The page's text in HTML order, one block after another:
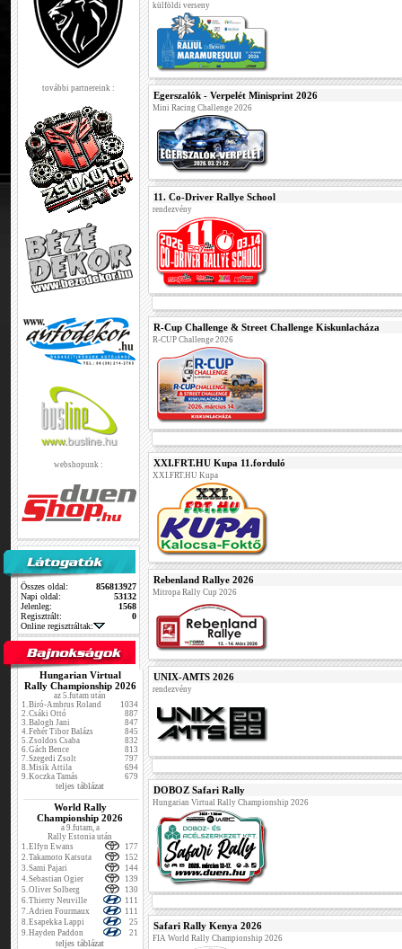
további partnereink :
webshopunk :
Összes oldal:
856813927
Napi oldal:
53132
Jelenleg:
1568
Regisztrált:
0
Online regisztráltak:
Hungarian Virtual
Rally Championship 2026
az 5.futam után
1.Biró-Ambrus Roland
1034
2.Csáki Ottó
887
3.Balogh Jani
847
4.Fehér Tibor Balázs
845
5.Zsoldos Csaba
832
6.Gách Bence
813
7.Szegedi Zsolt
797
8.Misik Attila
694
9.Koczka Tamás 679
teljes táblázat
World Rally
Championship 2026
a 9.futam, a
Rally Estonia után
1.Elfyn Ewans
177
2.Takamoto Katsuta
152
3.Sami Pajari
144
4.Sebastian Ogier
139
5.Oliver Solberg
130
6.Thierry Neuville
111
7.Adrien Fourmaux
111
8.Esapekka Lappi
25
9.Hayden Paddon 21
teljes táblázat
külföldi verseny
Egerszalók - Verpelét Minisprint 2026
Mini Racing Challenge 2026
11. Co-Driver Rallye School
rendezvény
R-Cup Challenge & Street Challenge Kiskunlacháza
R-CUP Challenge 2026
XXI.FRT.HU Kupa 11.forduló
XXI.FRT.HU Kupa
Rebenland Rallye 2026
Mitropa Rally Cup 2026
UNIX-AMTS 2026
rendezvény
DOBOZ Safari Rally
Hungarian Virtual Rally Championship 2026
Safari Rally Kenya 2026
FIA World Rally Championship 2026